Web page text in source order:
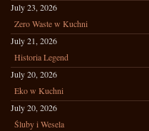
July 23, 2026
Zero Waste w Kuchni
July 21, 2026
Historia Legend
July 20, 2026
Eko w Kuchni
July 20, 2026
Śluby i Wesela